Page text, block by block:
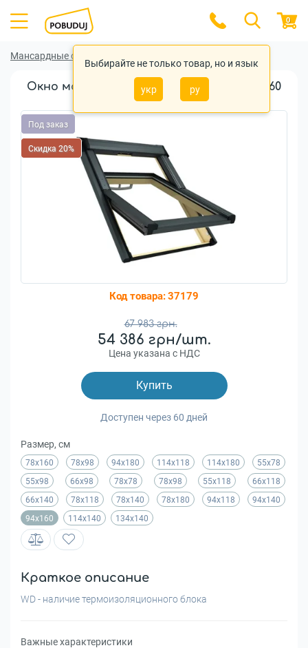
Выбирайте не только товар, но и язык
укр ру
0
Мансардные окна
Окно мансардное Roto Q-4-H3P AL 094/160
P5 дерево
Под заказ
Скидка 20%
Код товара:37179
67 983 грн.
54 386 грн/шт.
Цена указана с НДС
Купить
Доступен через 60 дней
Размер, см
78х160 78х98 94х180 114х118 114х180
55x78
55x98
66x98 78x78 78x98 55x118
66x118
66x140
78x118 78x140 78x180 94x118
94x140
94x160
114x140 134x140
Краткое описание
WD - наличие термоизоляционного блока
Важные характеристики